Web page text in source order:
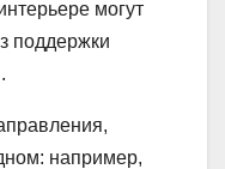
могут
поддержки
например,